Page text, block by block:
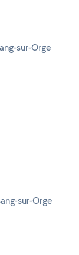
sur-Orge
sur-Orge